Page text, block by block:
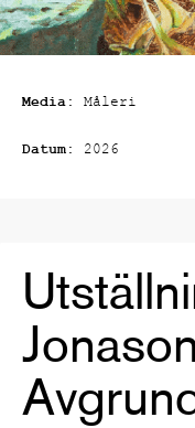
Media: Måleri
Datum: 2026